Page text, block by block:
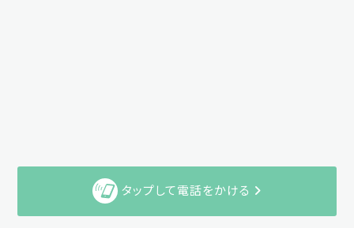
タップして電話をかける